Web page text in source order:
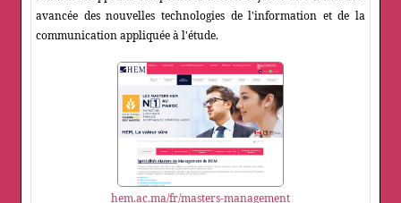
avancée des nouvelles technologies de l'information et de la
communication appliquée à l'étude.
hem.ac.ma/fr/masters-management